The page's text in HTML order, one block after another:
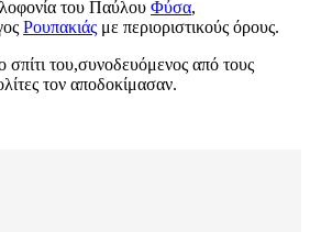
του Παύλου Φύσα,
Ρουπακιάς με περιοριστικούς όρους.
του,συνοδευόμενος από τους
τον αποδοκίμασαν.